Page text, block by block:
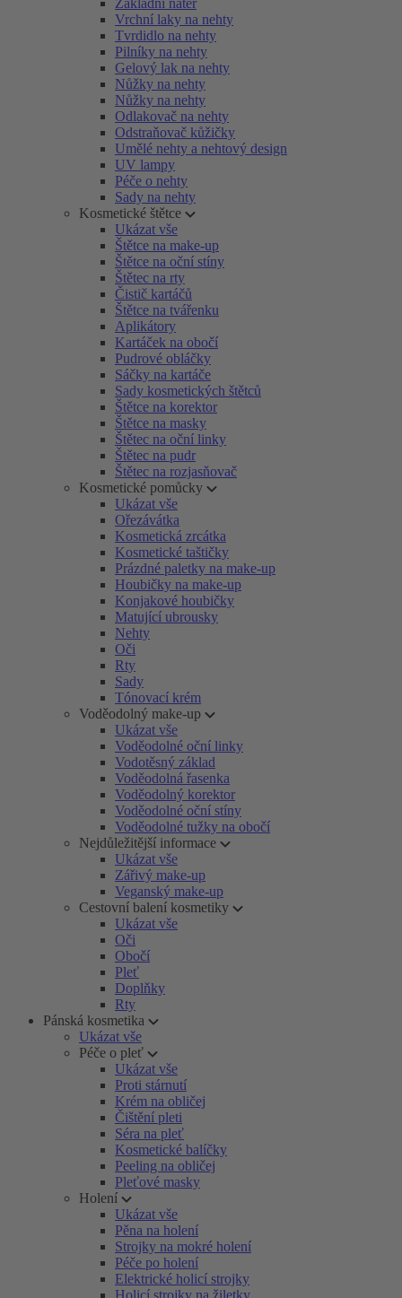
Základní nátěr
Vrchní laky na nehty
Tvrdidlo na nehty
Pilníky na nehty
Gelový lak na nehty
Nůžky na nehty
Nůžky na nehty
Odlakovač na nehty
Odstraňovač kůžičky
Umělé nehty a nehtový design
UV lampy
Péče o nehty
Sady na nehty
Kosmetické štětce
Ukázat vše
Štětce na make-up
Štětce na oční stíny
Štětec na rty
Čistič kartáčů
Štětce na tvářenku
Aplikátory
Kartáček na obočí
Pudrové obláčky
Sáčky na kartáče
Sady kosmetických štětců
Štětce na korektor
Štětce na masky
Štětec na oční linky
Štětec na pudr
Štětec na rozjasňovač
Kosmetické pomůcky
Ukázat vše
Ořezávátka
Kosmetická zrcátka
Kosmetické taštičky
Prázdné paletky na make-up
Houbičky na make-up
Konjakové houbičky
Matující ubrousky
Nehty
Oči
Rty
Sady
Tónovací krém
Voděodolný make-up
Ukázat vše
Voděodolné oční linky
Vodotěsný základ
Voděodolná řasenka
Voděodolný korektor
Voděodolné oční stíny
Voděodolné tužky na obočí
Nejdůležitější informace
Ukázat vše
Zářivý make-up
Veganský make-up
Cestovní balení kosmetiky
Ukázat vše
Oči
Obočí
Pleť
Doplňky
Rty
Pánská kosmetika
Ukázat vše
Péče o pleť
Ukázat vše
Proti stárnutí
Krém na obličej
Čištění pleti
Séra na pleť
Kosmetické balíčky
Peeling na obličej
Pleťové masky
Holení
Ukázat vše
Pěna na holení
Strojky na mokré holení
Péče po holení
Elektrické holicí strojky
Holicí strojky na žiletky